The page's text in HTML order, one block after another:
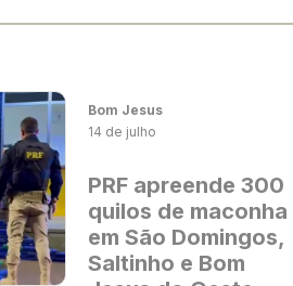
Bom Jesus
14 de julho
PRF apreende 300
quilos de maconha
em São Domingos,
Saltinho e Bom